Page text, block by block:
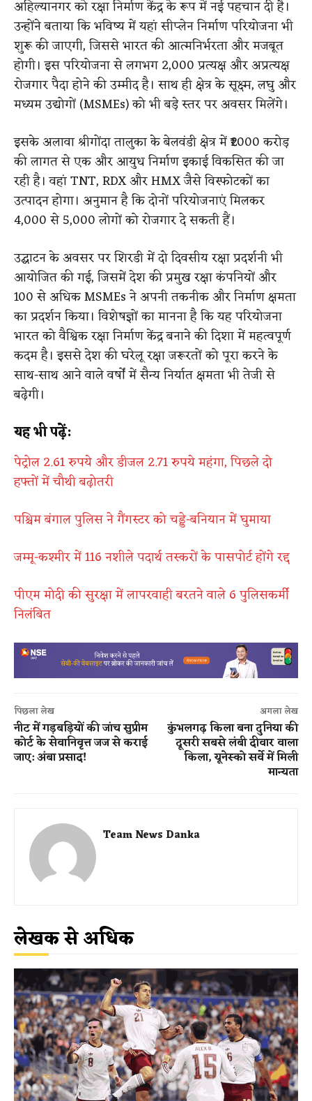
अहिल्यानगर को रक्षा निर्माण केंद्र के रूप में नई पहचान दी है।
उन्होंने बताया कि भविष्य में यहां सीप्लेन निर्माण परियोजना भी
शुरू की जाएगी, जिससे भारत की आत्मनिर्भरता और मजबूत
होगी। इस परियोजना से लगभग 2,000 प्रत्यक्ष और अप्रत्यक्ष
रोजगार पैदा होने की उम्मीद है। साथ ही क्षेत्र के सूक्ष्म, लघु और
मध्यम उद्योगों (MSMEs) को भी बड़े स्तर पर अवसर मिलेंगे।
इसके अलावा श्रीगोंदा तालुका के बेलवंडी क्षेत्र में ₹2000 करोड़
की लागत से एक और आयुध निर्माण इकाई विकसित की जा
रही है। वहां TNT, RDX और HMX जैसे विस्फोटकों का
उत्पादन होगा। अनुमान है कि दोनों परियोजनाएं मिलकर
4,000 से 5,000 लोगों को रोजगार दे सकती हैं।
उद्घाटन के अवसर पर शिरडी में दो दिवसीय रक्षा प्रदर्शनी भी
आयोजित की गई, जिसमें देश की प्रमुख रक्षा कंपनियों और
100 से अधिक MSMEs ने अपनी तकनीक और निर्माण क्षमता
का प्रदर्शन किया। विशेषज्ञों का मानना है कि यह परियोजना
भारत को वैश्विक रक्षा निर्माण केंद्र बनाने की दिशा में महत्वपूर्ण
कदम है। इससे देश की घरेलू रक्षा जरूरतों को पूरा करने के
साथ-साथ आने वाले वर्षों में सैन्य निर्यात क्षमता भी तेजी से
बढ़ेगी।
यह भी पढ़ें:
पेट्रोल 2.61 रुपये और डीजल 2.71 रुपये महंगा, पिछले दो
हफ्तों में चौथी बढ़ोतरी
पश्चिम बंगाल पुलिस ने गैंगस्टर को चड्डे-बनियान में घुमाया
जम्मू-कश्मीर में 116 नशीले पदार्थ तस्करों के पासपोर्ट होंगे रद्द
पीएम मोदी की सुरक्षा में लापरवाही बरतने वाले 6 पुलिसकर्मी
निलंबित
पिछला लेख
नीट में गड़बड़ियों की जांच सुप्रीम
कोर्ट के सेवानिवृत्त जज से कराई
जाए: अंबा प्रसाद!
अगला लेख
कुंभलगढ़ किला बना दुनिया की
दूसरी सबसे लंबी दीवार वाला
किला, यूनेस्को सर्वे में मिली
मान्यता
Team News Danka
लेखक से अधिक